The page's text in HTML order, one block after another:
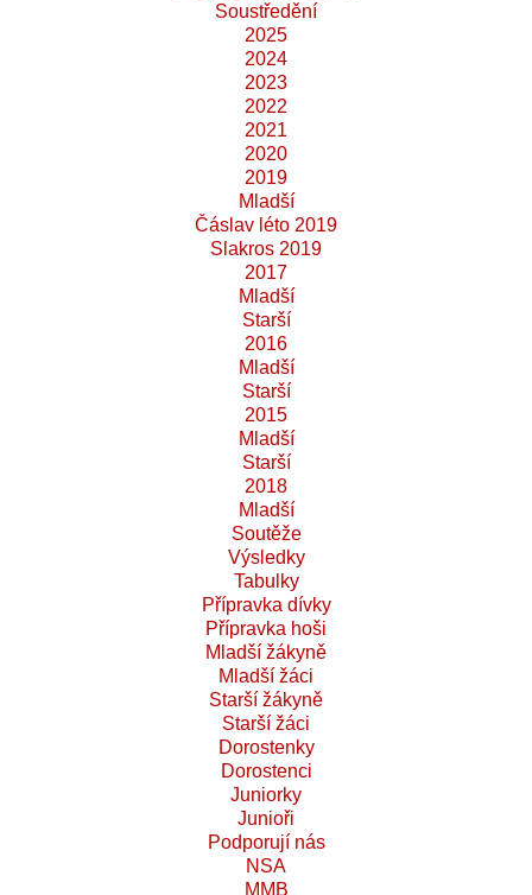
Soustředění
2025
2024
2023
2022
2021
2020
2019
Mladší
Čáslav léto 2019
Slakros 2019
2017
Mladší
Starší
2016
Mladší
Starší
2015
Mladší
Starší
2018
Mladší
Soutěže
Výsledky
Tabulky
Přípravka dívky
Přípravka hoši
Mladší žákyně
Mladší žáci
Starší žákyně
Starší žáci
Dorostenky
Dorostenci
Juniorky
Junioři
Podporují nás
NSA
MMB